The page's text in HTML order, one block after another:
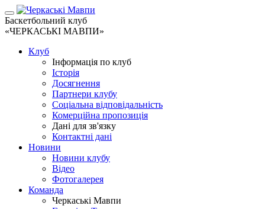
Баскетбольний клуб
«ЧЕРКАСЬКІ МАВПИ»
Клуб
Інформація по клуб
Історія
Досягнення
Партнери клубу
Соціальна відповідальність
Комерційна пропозиція
Дані для зв'язку
Контактні дані
Новини
Новини клубу
Відео
Фотогалерея
Команда
Черкаські Мавпи